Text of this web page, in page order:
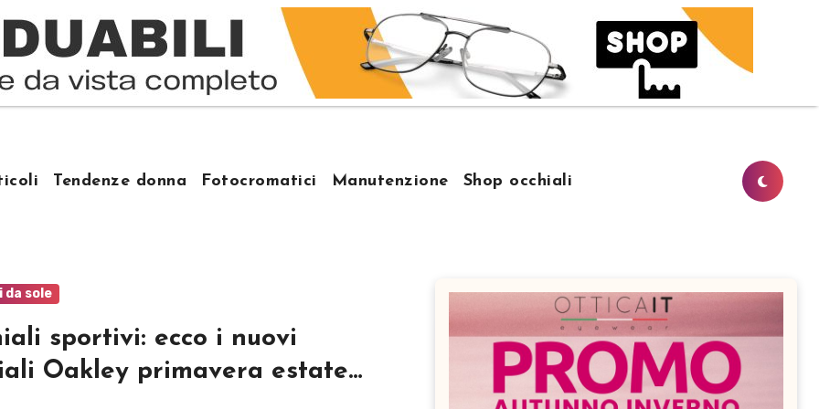
Tendenze donna Fotocromatici Manutenzione Shop occhiali
da sole
sportivi: ecco i nuovi
Oakley primavera estate